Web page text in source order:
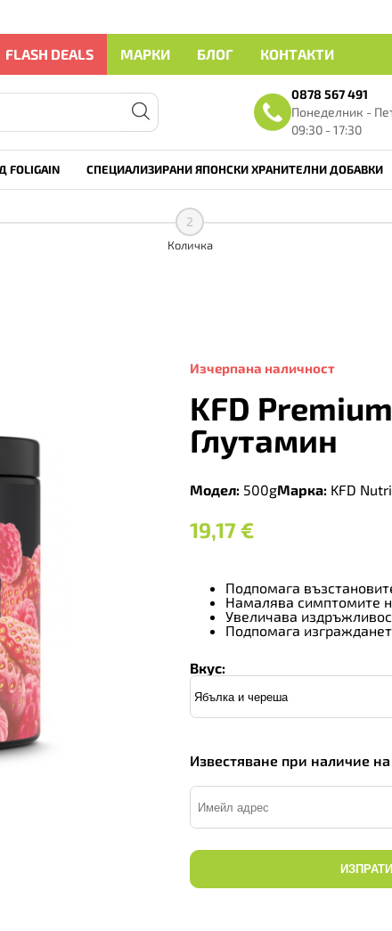
FLASH DEALS МАРКИ БЛОГ КОНТАКТИ
0878 567 491
Понеделник -
09:30 - 17:30
СПЕЦИАЛИЗИРАНИ ЯПОНСКИ ХРАНИТЕЛНИ ДОБАВКИ
2
Количка
Изчерпана наличност
KFD
Глутамин
Модел: 500gМарка: KFD
19,17 €
Подпомага
Намалява симптомите
Увеличава
Подпомага
Вкус:
Известяване при наличие